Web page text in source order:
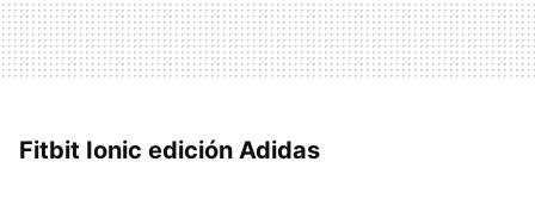
Fitbit Ionic edición Adidas